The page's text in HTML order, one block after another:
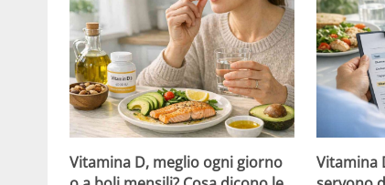
Vitamina D, meglio ogni giorno
Vitamina